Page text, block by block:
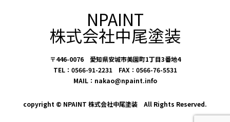
NPAINT
株式会社中尾塗装
〒446-0076 愛知県安城市美園町1丁目3番地4
TEL：0566-91-2231 FAX：0566-76-5531
MAIL：nakao@npaint.info
copyright © NPAINT 株式会社中尾塗装 All Rights Reserved.